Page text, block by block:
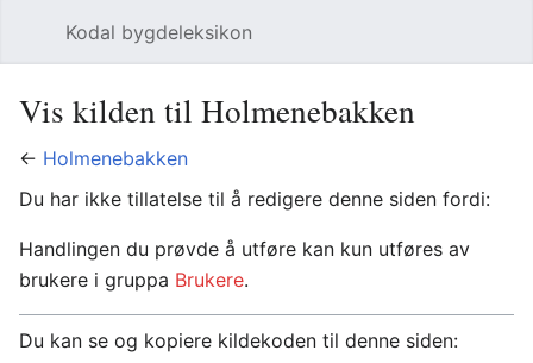
Kodal bygdeleksikon
Vis kilden til Holmenebakken
← Holmenebakken
Du har ikke tillatelse til å redigere denne siden fordi:
Handlingen du prøvde å utføre kan kun utføres av
brukere i gruppa Brukere.
Du kan se og kopiere kildekoden til denne siden: